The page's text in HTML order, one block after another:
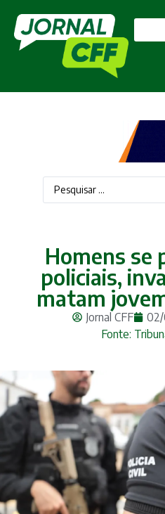
Homens se
policiais,
matam
Jornal CFF
Fonte: